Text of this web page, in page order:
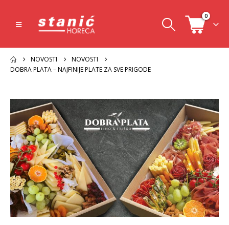
0
NOVOSTI
NOVOSTI
DOBRA PLATA – NAJFINIJE PLATE ZA SVE PRIGODE